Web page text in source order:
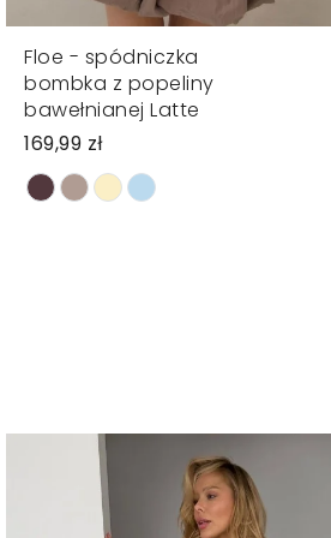
Floe - spódniczka
bombka z popeliny
bawełnianej Latte
169,99 zł